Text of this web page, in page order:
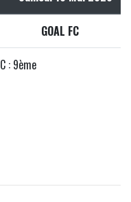
GOAL FC
: 9ème